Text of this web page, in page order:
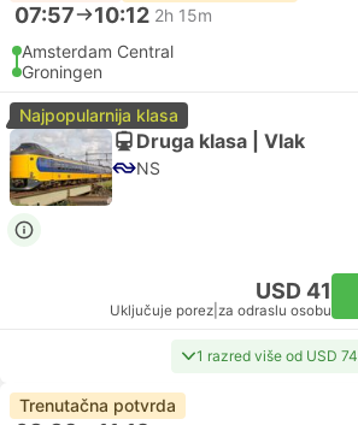
07:57 10:12 2h 15m
Amsterdam Central
Groningen
Najpopularnija klasa
Druga klasa | Vlak
NS
USD 41
Uključuje porez za odraslu osobu
1 razred više od USD 74
Trenutačna potvrda